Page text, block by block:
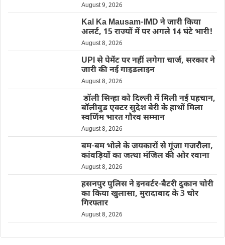
August 9, 2026
Kal Ka Mausam-IMD ने जारी किया
अलर्ट, 15 राज्यों में पर अगले 14 घंटे भारी!
August 8, 2026
UPI से पेमेंट पर नहीं लगेगा चार्ज, सरकार ने
जारी की नई गाइडलाइन
August 8, 2026
डॉली सिन्हा को दिल्ली में मिली नई पहचान,
बॉलीवुड एक्टर सुदेश बेरी के हाथों मिला
स्वर्णिम भारत गौरव सम्मान
August 8, 2026
बम-बम भोले के जयकारों से गूंजा गजरौला,
कांवड़ियों का जत्था मंजिल की ओर रवाना
August 8, 2026
हसनपुर पुलिस ने इनवर्टर-बैटरी दुकान चोरी
का किया खुलासा, मुरादाबाद के 3 चोर
गिरफ्तार
August 8, 2026